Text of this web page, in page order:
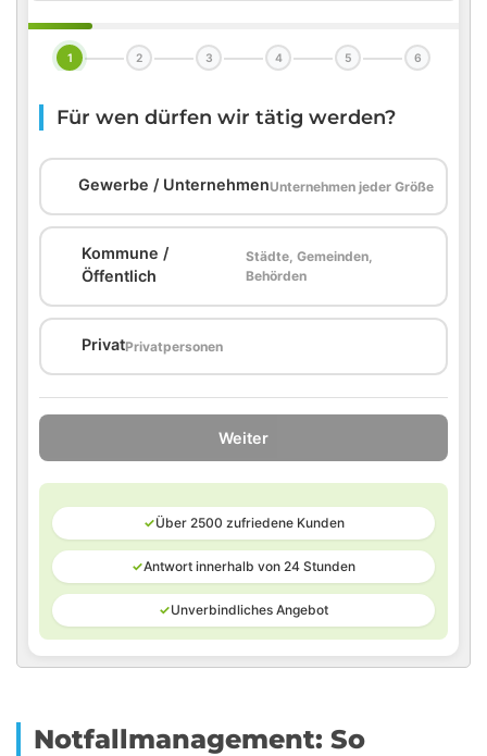
1 2 3 4 5 6
Für wen dürfen wir tätig werden?
Gewerbe / UnternehmenUnternehmen jeder Größe
Kommune /
Öffentlich
Städte, Gemeinden,
Behörden
PrivatPrivatpersonen
Weiter
✓Über 2500 zufriedene Kunden
✓Antwort innerhalb von 24 Stunden
✓Unverbindliches Angebot
Notfallmanagement: So